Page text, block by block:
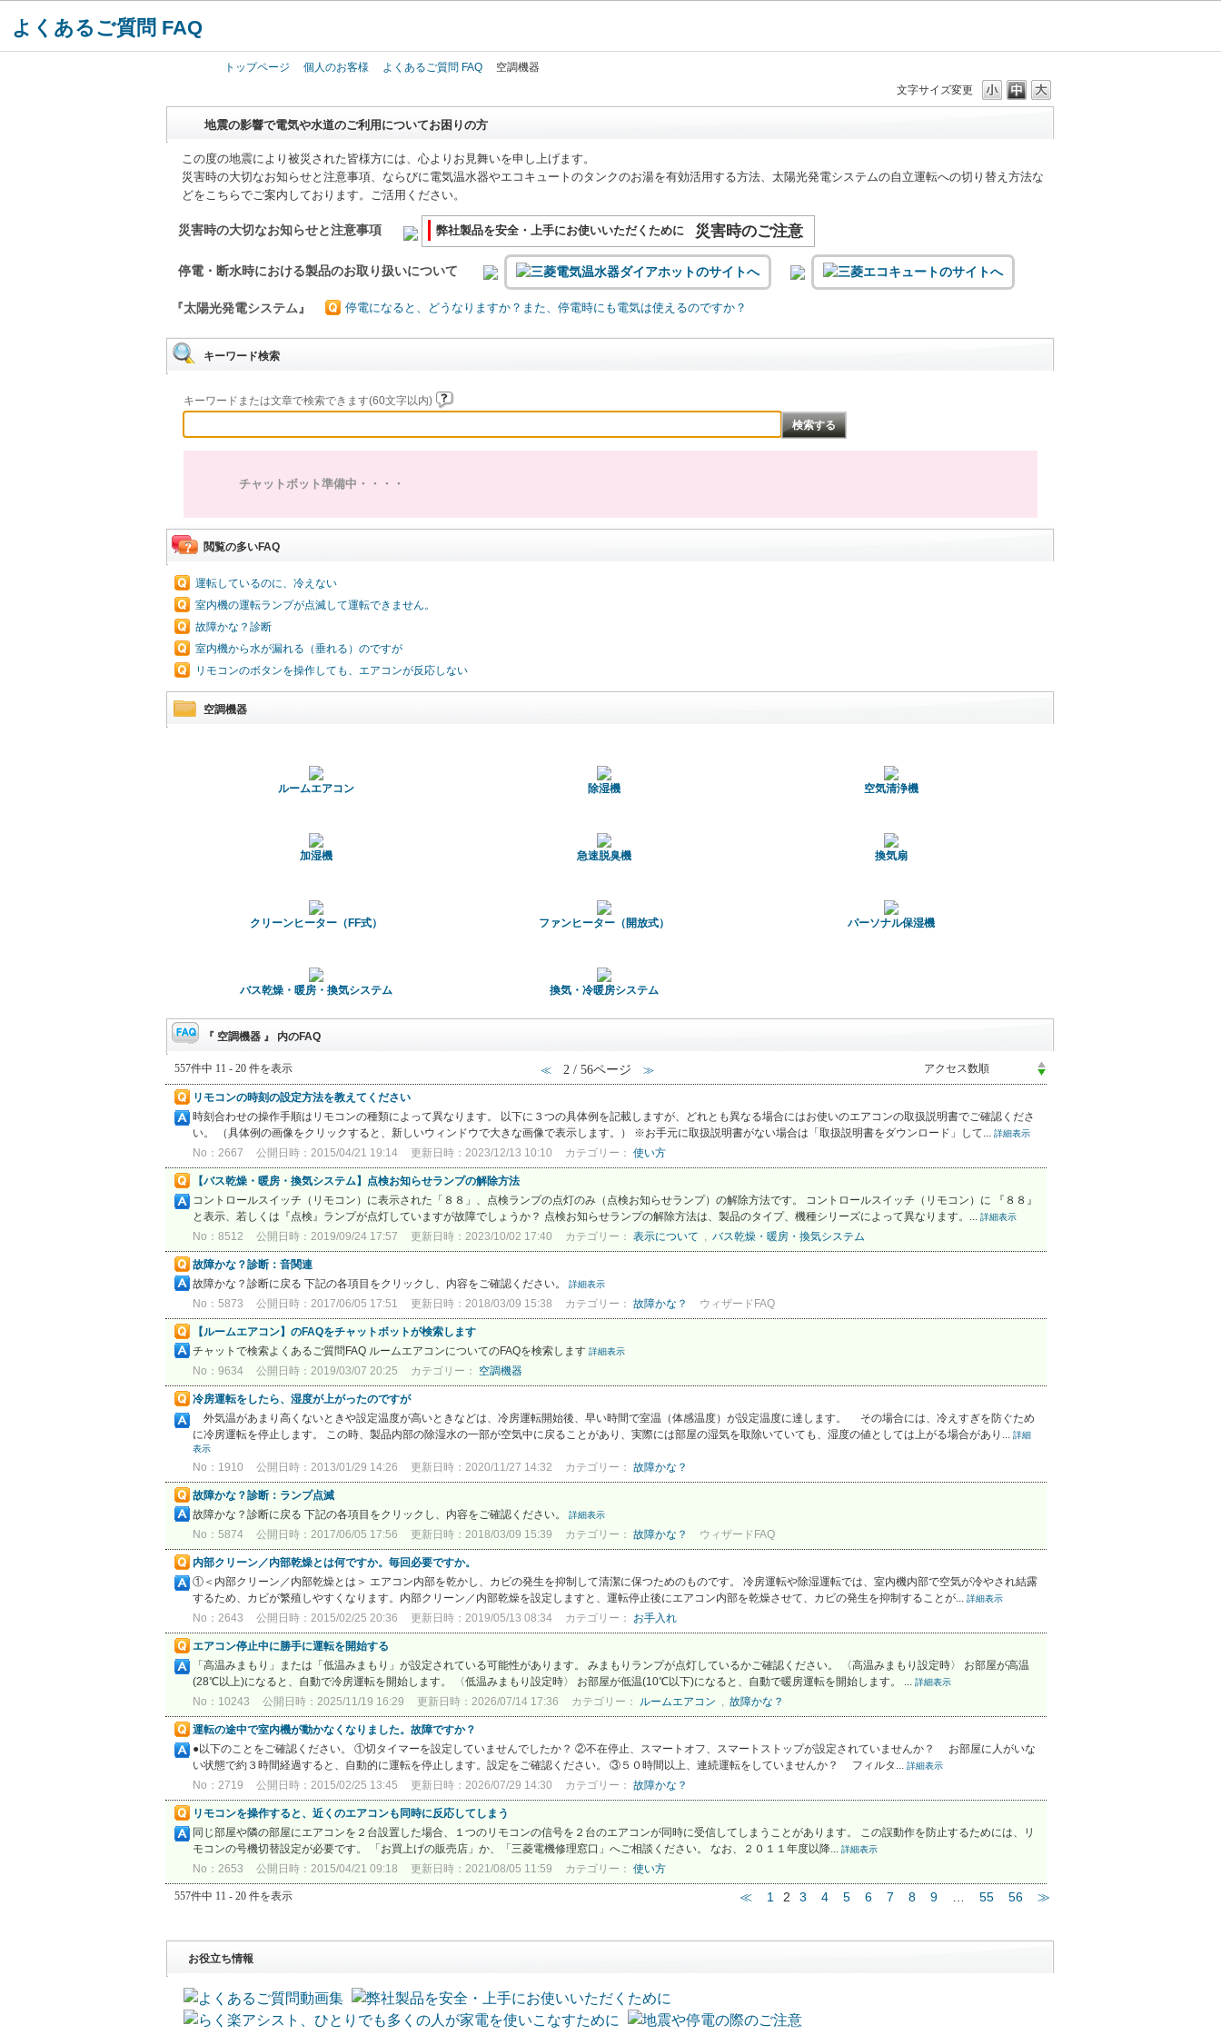
よくあるご質問 FAQ
トップページ 個人のお客様 よくあるご質問 FAQ
空調機器
文字サイズ変更
地震の影響で電気や水道のご利用についてお困りの方
この度の地震により被災された皆様方には、心よりお見舞いを申し上げます。
災害時の大切なお知らせと注意事項、ならびに電気温水器やエコキュートのタンクのお湯を有効活用する方法、太陽光発電システムの自立運転への切り替え方法な
どをこちらでご案内しております。ご活用ください。
災害時の大切なお知らせと注意事項 弊社製品を安全・上手にお使いいただくために 災害時のご注意
停電・断水時における製品のお取り扱いについて
『太陽光発電システム』 停電になると、どうなりますか？また、停電時にも電気は使えるのですか？
キーワード検索
キーワードまたは文章で検索できます(60文字以内)
チャットボット準備中・・・・
閲覧の多いFAQ
運転しているのに、冷えない
室内機の運転ランプが点滅して運転できません。
故障かな？診断
室内機から水が漏れる（垂れる）のですが
リモコンのボタンを操作しても、エアコンが反応しない
空調機器
ルームエアコン 除湿機 空気清浄機
加湿機 急速脱臭機 換気扇
クリーンヒーター（FF式） ファンヒーター（開放式） パーソナル保湿機
バス乾燥・暖房・換気システム 換気・冷暖房システム
『 空調機器 』 内のFAQ
557件中 11 - 20 件を表示 ≪ 2 / 56ページ ≫
リモコンの時刻の設定方法を教えてください
時刻合わせの操作手順はリモコンの種類によって異なります。 以下に３つの具体例を記載しますが、どれとも異なる場合にはお使いのエアコンの取扱説明書でご確認くださ
い。 （具体例の画像をクリックすると、新しいウィンドウで大きな画像で表示します。） ※お手元に取扱説明書がない場合は「取扱説明書をダウンロード」して... 詳細表示
No：2667 公開日時：2015/04/21 19:14 更新日時：2023/12/13 10:10 カテゴリー： 使い方
【バス乾燥・暖房・換気システム】点検お知らせランプの解除方法
コントロールスイッチ（リモコン）に表示された「８８」、点検ランプの点灯のみ（点検お知らせランプ）の解除方法です。 コントロールスイッチ（リモコン）に 『８８』
と表示、若しくは『点検』ランプが点灯していますが故障でしょうか？ 点検お知らせランプの解除方法は、製品のタイプ、機種シリーズによって異なります。... 詳細表示
No：8512 公開日時：2019/09/24 17:57 更新日時：2023/10/02 17:40 カテゴリー： 表示について , バス乾燥・暖房・換気システム
故障かな？診断：音関連
故障かな？診断に戻る 下記の各項目をクリックし、内容をご確認ください。
詳細表示
No：5873 公開日時：2017/06/05 17:51 更新日時：2018/03/09 15:38 カテゴリー： 故障かな？ ウィザードFAQ
【ルームエアコン】のFAQをチャットボットが検索します
チャットで検索よくあるご質問FAQ ルームエアコンについてのFAQを検索します 詳細表示
No：9634 公開日時：2019/03/07 20:25 カテゴリー： 空調機器
冷房運転をしたら、湿度が上がったのですが
外気温があまり高くないときや設定温度が高いときなどは、冷房運転開始後、早い時間で室温（体感温度）が設定温度に達します。 その場合には、冷えすぎを防ぐため
に冷房運転を停止します。 この時、製品内部の除湿水の一部が空気中に戻ることがあり、実際には部屋の湿気を取除いていても、湿度の値としては上がる場合があり... 詳細
表示
No：1910 公開日時：2013/01/29 14:26 更新日時：2020/11/27 14:32 カテゴリー： 故障かな？
故障かな？診断：ランプ点滅
故障かな？診断に戻る 下記の各項目をクリックし、内容をご確認ください。
詳細表示
No：5874 公開日時：2017/06/05 17:56 更新日時：2018/03/09 15:39 カテゴリー： 故障かな？ ウィザードFAQ
内部クリーン／内部乾燥とは何ですか。毎回必要ですか。
①＜内部クリーン／内部乾燥とは＞ エアコン内部を乾かし、カビの発生を抑制して清潔に保つためのものです。 冷房運転や除湿運転では、室内機内部で空気が冷やされ結露
するため、カビが繁殖しやすくなります。内部クリーン／内部乾燥を設定しますと、運転停止後にエアコン内部を乾燥させて、カビの発生を抑制することが... 詳細表示
No：2643 公開日時：2015/02/25 20:36 更新日時：2019/05/13 08:34 カテゴリー： お手入れ
エアコン停止中に勝手に運転を開始する
「高温みまもり」または「低温みまもり」が設定されている可能性があります。 みまもりランプが点灯しているかご確認ください。 〈高温みまもり設定時〉 お部屋が高温
(28℃以上)になると、自動で冷房運転を開始します。 〈低温みまもり設定時〉 お部屋が低温(10℃以下)になると、自動で暖房運転を開始します。 ... 詳細表示
No：10243 公開日時：2025/11/19 16:29 更新日時：2026/07/14 17:36 カテゴリー： ルームエアコン , 故障かな？
運転の途中で室内機が動かなくなりました。故障ですか？
●以下のことをご確認ください。 ①切タイマーを設定していませんでしたか？ ②不在停止、スマートオフ、スマートストップが設定されていませんか？ お部屋に人がいな
い状態で約３時間経過すると、自動的に運転を停止します。設定をご確認ください。 ③５０時間以上、連続運転をしていませんか？ フィルタ... 詳細表示
No：2719 公開日時：2015/02/25 13:45 更新日時：2026/07/29 14:30 カテゴリー： 故障かな？
リモコンを操作すると、近くのエアコンも同時に反応してしまう
同じ部屋や隣の部屋にエアコンを２台設置した場合、１つのリモコンの信号を２台のエアコンが同時に受信してしまうことがあります。 この誤動作を防止するためには、リ
モコンの号機切替設定が必要です。 「お買上げの販売店」か、「三菱電機修理窓口」へご相談ください。 なお、２０１１年度以降... 詳細表示
No：2653 公開日時：2015/04/21 09:18 更新日時：2021/08/05 11:59 カテゴリー： 使い方
557件中 11 - 20 件を表示 ≪ 1 2 3 4 5 6 7 8 9 55 56 ≫
お役立ち情報